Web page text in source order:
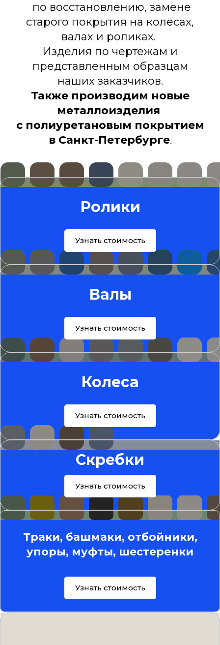
по восстановлению, замене
старого покрытия на колёсах,
валах и роликах.
Изделия по чертежам и
представленным образцам
наших заказчиков.
Также производим новые
металлоизделия
с полиуретановым покрытием
в Санкт-Петербурге.
Ролики
Узнать стоимость
Валы
Узнать стоимость
Колеса
Узнать стоимость
Скребки
Узнать стоимость
Траки, башмаки, отбойники,
упоры, муфты, шестеренки
Узнать стоимость